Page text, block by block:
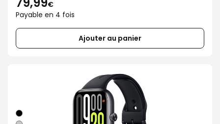
€
Payable en 4 fois
Ajouter au panier
Noir
Gris